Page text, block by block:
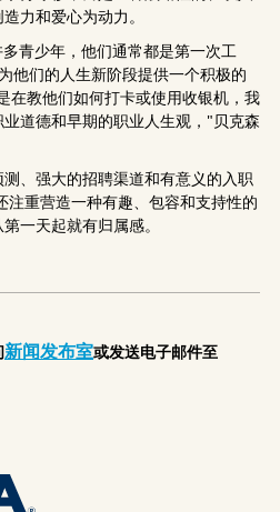
力和爱心为动力。
青少年，他们通常都是第一次工
他们的人生新阶段提供一个积极的
在教他们如何打卡或使用收银机，我
道德和早期的职业人生观，"贝克森
、强大的招聘渠道和有意义的入职
重营造一种有趣、包容和支持性的
一天起就有归属感。
新闻发布室或发送电子邮件至